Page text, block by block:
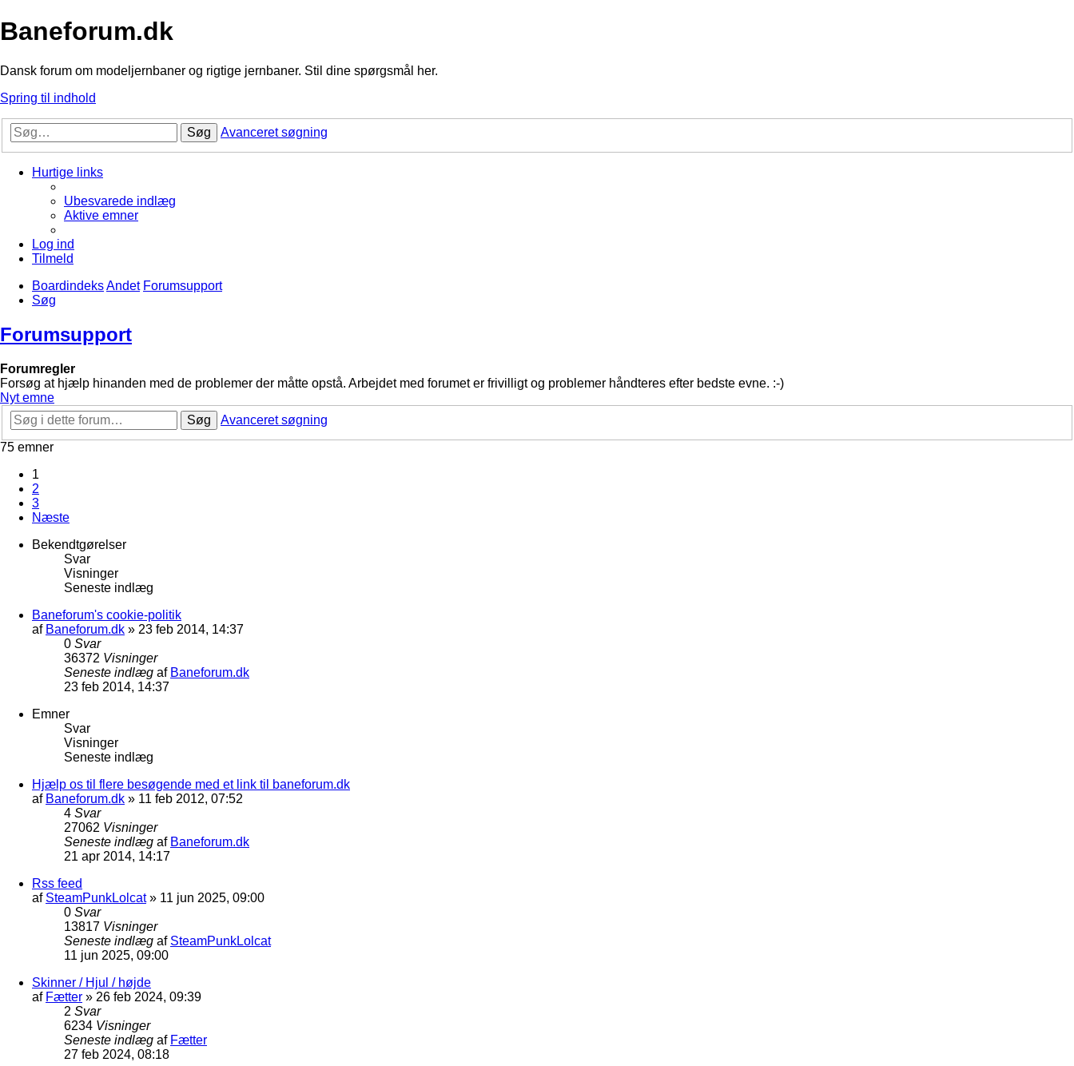
Baneforum.dk
Dansk forum om modeljernbaner og rigtige jernbaner. Stil dine spørgsmål her.
Spring til indhold
Søg Avanceret søgning
Hurtige links
Ubesvarede indlæg
Aktive emner
Log ind
Tilmeld
BoardindeksAndet Forumsupport
Søg
Forumsupport
Forumregler
Forsøg at hjælp hinanden med de problemer der måtte opstå. Arbejdet med forumet er frivilligt og problemer håndteres efter bedste evne. :-)
Nyt emne
Søg
Avanceret søgning
75 emner
1
2
3
Næste
Bekendtgørelser
Svar
Visninger
Seneste indlæg
Baneforum's cookie-politik
af Baneforum.dk » 23 feb 2014, 14:37
0 Svar
36372 Visninger
Seneste indlæg af Baneforum.dk
23 feb 2014, 14:37
Emner
Svar
Visninger
Seneste indlæg
Hjælp os til flere besøgende med et link til baneforum.dk
af Baneforum.dk » 11 feb 2012, 07:52
4 Svar
27062 Visninger
Seneste indlæg af Baneforum.dk
21 apr 2014, 14:17
Rss feed
af SteamPunkLolcat» 11 jun 2025, 09:00
0 Svar
13817 Visninger
Seneste indlæg af SteamPunkLolcat
11 jun 2025, 09:00
Skinner / Hjul / højde
af Fætter » 26 feb 2024, 09:39
2 Svar
6234 Visninger
Seneste indlæg af Fætter
27 feb 2024, 08:18